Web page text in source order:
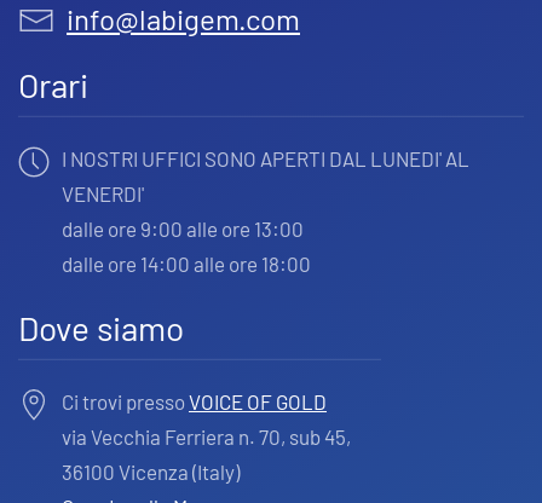
info@labigem.com
Orari
I NOSTRI UFFICI SONO APERTI DAL LUNEDI' AL
VENERDI'
dalle ore 9:00 alle ore 13:00
dalle ore 14:00 alle ore 18:00
Dove siamo
Ci trovi presso VOICE OF GOLD
via Vecchia Ferriera n. 70, sub 45,
36100 Vicenza (Italy)